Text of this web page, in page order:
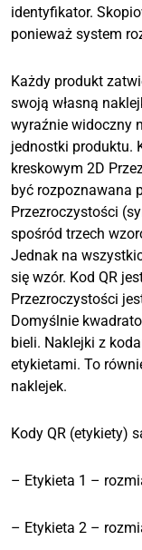
identyfikator.
ponieważ system
Każdy produkt
swoją własną
wyraźnie widoczny
jednostki produktu.
kreskowym 2D
być rozpoznawana
Przezroczystości
spośród trzech
Jednak na
się wzór. Kod QR
Przezroczystości
Domyślnie
bieli. Naklejki z
etykietami. To
naklejek.
Kody QR (etykiety)
– Etykieta 1 –
– Etykieta 2 –